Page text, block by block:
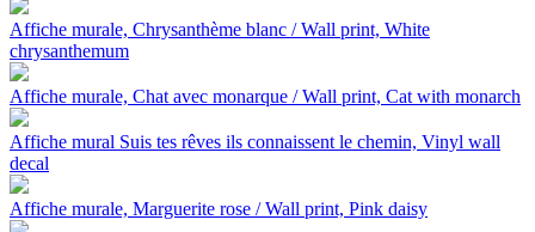
Affiche murale, Chrysanthème blanc / Wall print, White
chrysanthemum
Affiche murale, Chat avec monarque / Wall print, Cat with monarch
Affiche mural Suis tes rêves ils connaissent le chemin, Vinyl wall
decal
Affiche murale, Marguerite rose / Wall print, Pink daisy